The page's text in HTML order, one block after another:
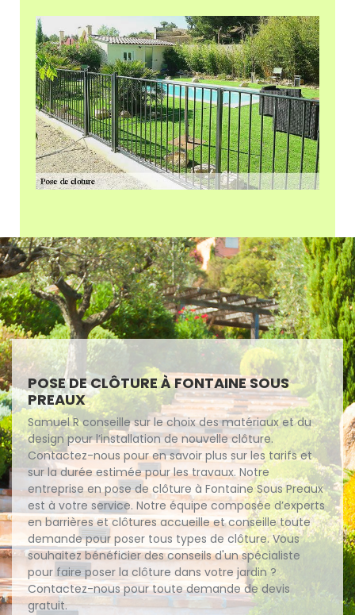
POSE DE CLÔTURE À FONTAINE SOUS
PREAUX
Samuel R conseille sur le choix des matériaux et du
design pour l’installation de nouvelle clôture.
Contactez-nous pour en savoir plus sur les tarifs et
sur la durée estimée pour les travaux. Notre
entreprise en pose de clôture à Fontaine Sous Preaux
est à votre service. Notre équipe composée d’experts
en barrières et clôtures accueille et conseille toute
demande pour poser tous types de clôture. Vous
souhaitez bénéficier des conseils d'un spécialiste
pour faire poser la clôture dans votre jardin ?
Contactez-nous pour toute demande de devis
gratuit.